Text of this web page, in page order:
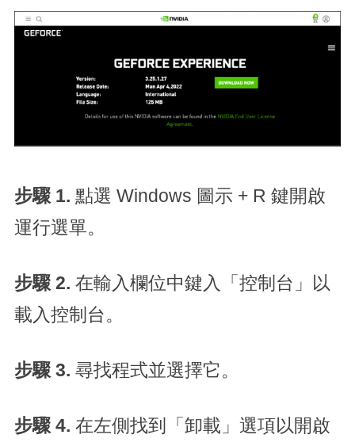
步驟 1. 點選 Windows 圖示 + R 鍵開啟
運行選單。
步驟 2. 在輸入欄位中鍵入「控制台」以
載入控制台。
步驟 3. 尋找程式並選擇它。
步驟 4. 在左側找到「卸載」選項以開啟